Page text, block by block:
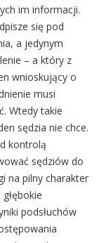
im informacji.
się pod
a jedynym
– a który z
wnioskujący o
musi
Wtedy takie
sędzia nie chce.
kontrolą
sędziów do
na pilny charakter
podsłuchów